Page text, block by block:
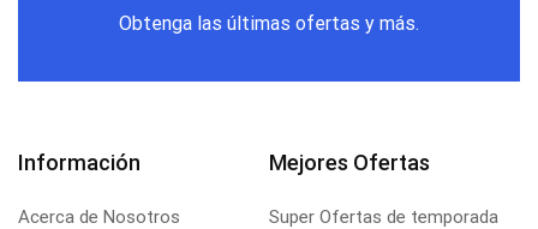
Obtenga las últimas ofertas y más.
Información
Acerca de Nosotros
Mejores Ofertas
Super Ofertas de temporada